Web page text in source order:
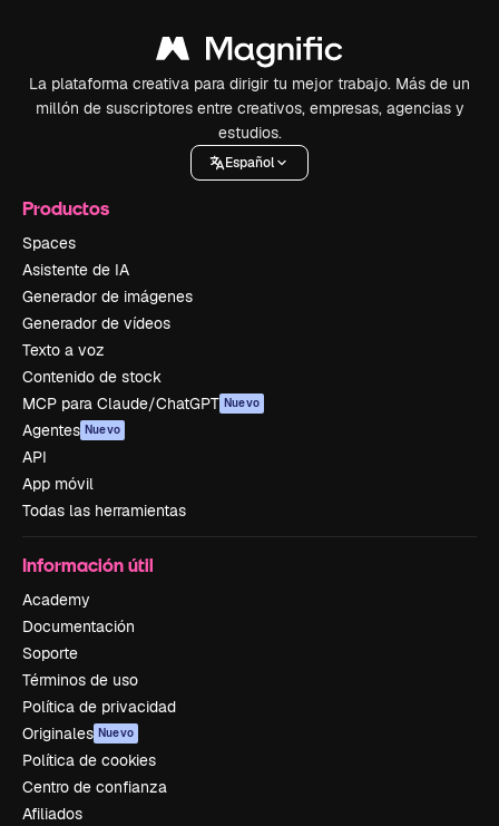
La plataforma creativa para dirigir tu mejor trabajo. Más de un
millón de suscriptores entre creativos, empresas, agencias y
estudios.
Español
Productos
Spaces
Asistente de IA
Generador de imágenes
Generador de vídeos
Texto a voz
Contenido de stock
MCP para Claude/ChatGPT Nuevo
Agentes Nuevo
API
App móvil
Todas las herramientas
Información útil
Academy
Documentación
Soporte
Términos de uso
Política de privacidad
Originales Nuevo
Política de cookies
Centro de confianza
Afiliados